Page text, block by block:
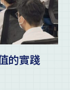
的實踐